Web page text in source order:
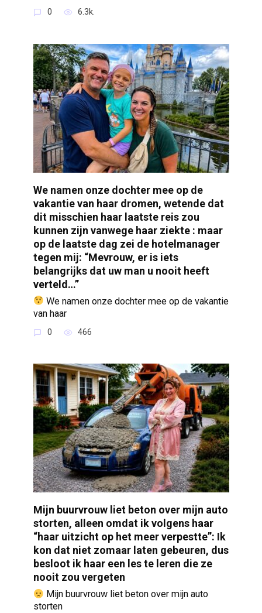
0 6.3k.
We namen onze dochter mee op de
vakantie van haar dromen, wetende dat
dit misschien haar laatste reis zou
kunnen zijn vanwege haar ziekte : maar
op de laatste dag zei de hotelmanager
tegen mij: “Mevrouw, er is iets
belangrijks dat uw man u nooit heeft
verteld…”
We namen onze dochter mee op de vakantie
van haar
0 466
Mijn buurvrouw liet beton over mijn auto
storten, alleen omdat ik volgens haar
“haar uitzicht op het meer verpestte”: Ik
kon dat niet zomaar laten gebeuren, dus
besloot ik haar een les te leren die ze
nooit zou vergeten
Mijn buurvrouw liet beton over mijn auto
storten